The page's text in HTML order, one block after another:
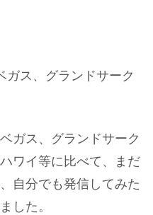
ス、グランドサーク
ガス、グランドサーク
ワイ等に比べて、まだ
自分でも発信してみた
した。